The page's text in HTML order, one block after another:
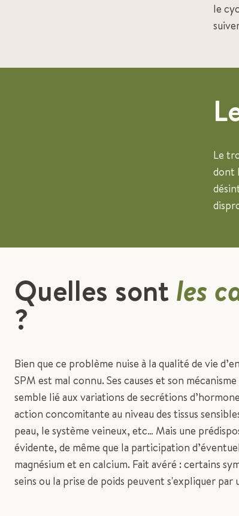
le
Le
dont
Quelles sont les
?
Bien que ce problème nuise à la qualité de vie
SPM est mal connu. Ses causes et son
semble lié aux variations de secrétions
action concomitante au niveau des tissus
peau, le système veineux, etc… Mais une
évidente, de même que la participation
magnésium et en calcium. Fait avéré : certains
seins ou la prise de poids peuvent s'expliquer par